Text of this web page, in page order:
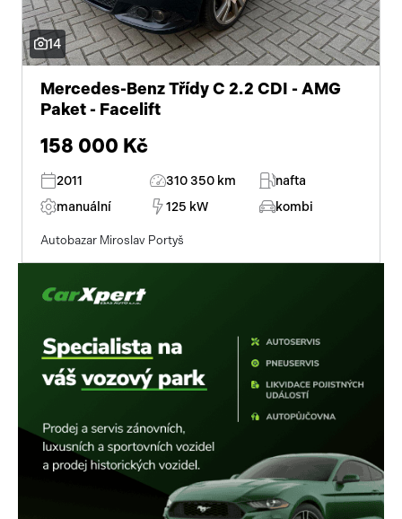
Pracovní stroje
Auto a život
14
Mercedes-Benz Třídy C 2.2 CDI - AMG
Paket - Facelift
158 000 Kč
2011 310 350 km
nafta
manuální
125 kW kombi
Autobazar Miroslav Portyš